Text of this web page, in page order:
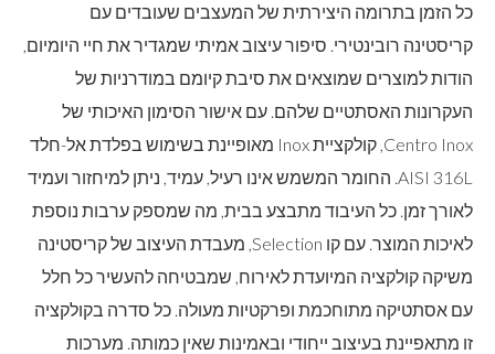
כל הזמן בתרומה היצירתית של המעצבים שעובדים עם
קריסטינה רובינטירי. סיפור עיצוב אמיתי שמגדיר את חיי היומיום,
הודות למוצרים שמוצאים את סיבת קיומם במודרניות של
העקרונות האסתטיים שלהם. עם אישור הסימון האיכותי של
Centro Inox, קולקציית Inox מאופיינת בשימוש בפלדת אל-חלד
AISI 316L. החומר המשמש אינו רעיל, עמיד, ניתן למיחזור ועמיד
לאורך זמן. כל העיבוד מתבצע בבית, מה שמספק ערבות נוספת
לאיכות המוצר. עם קו Selection, מעבדת העיצוב של קריסטינה
משיקה קולקציה המיועדת לאירוח, שמבטיחה להעשיר כל חלל
עם אסתטיקה מתוחכמת ופרקטיות מעולה. כל סדרה בקולקציה
זו מתאפיינת בעיצוב ייחודי ובאמינות שאין כמותה. מערכות